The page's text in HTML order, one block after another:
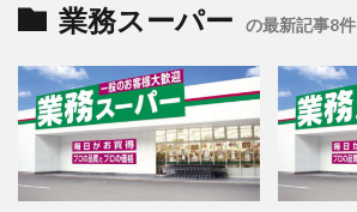
業務スーパー の最新記事8件